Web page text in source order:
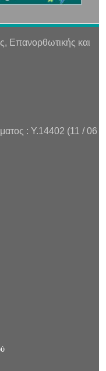
Επανορθωτικής και
: Υ.14402 (11 / 06